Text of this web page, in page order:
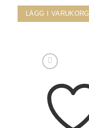
LÄGG I VARUKORG